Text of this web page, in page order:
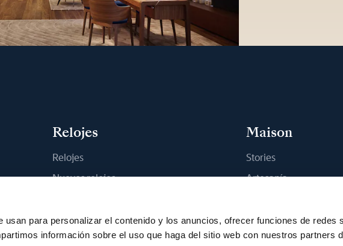
usan para personalizar el contenido y los anuncios, ofrecer funciones de redes
información sobre el uso que haga del sitio web con nuestros partners
Relojes
Relojes
Nuevos relojes
Maison
Stories
Artesanía
Sostenibilidad
Empleo